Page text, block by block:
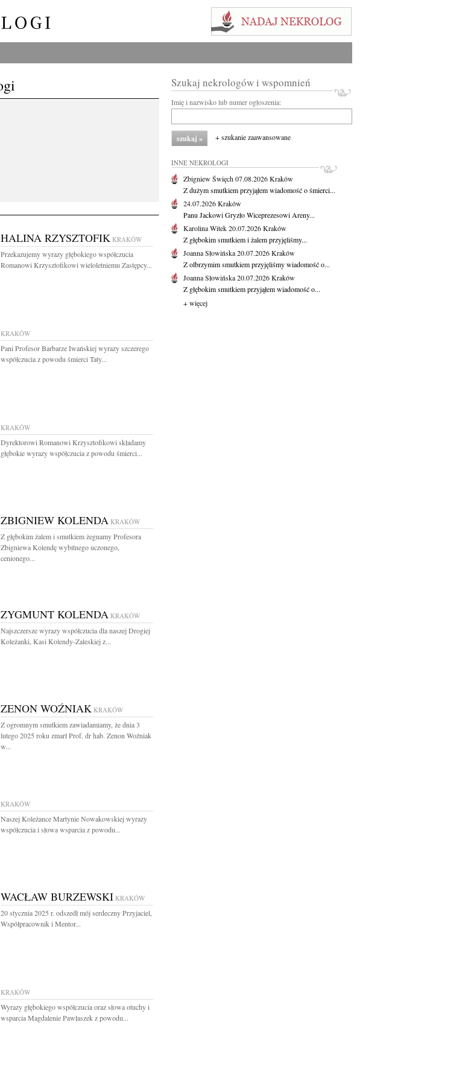
HALINA RZYSZTOFIK KRAKÓW
Przekazujemy wyrazy głębokiego współczucia
Romanowi Krzysztofikowi wieloletniemu Zastępcy...
KRAKÓW
Pani Profesor Barbarze Iwańskiej wyrazy szczerego
współczucia z powodu śmierci Taty...
KRAKÓW
Dyrektorowi Romanowi Krzysztofikowi składamy
głębokie wyrazy współczucia z powodu śmierci...
ZBIGNIEW KOLENDA KRAKÓW
Z głębokim żalem i smutkiem żegnamy Profesora
Zbigniewa Kolendę wybitnego uczonego,
cenionego...
ZYGMUNT KOLENDA KRAKÓW
Najszczersze wyrazy współczucia dla naszej Drogiej
Koleżanki, Kasi Kolendy-Zaleskiej z...
ZENON WOŹNIAK KRAKÓW
Z ogromnym smutkiem zawiadamiamy, że dnia 3
lutego 2025 roku zmarł Prof. dr hab. Zenon Woźniak
w...
KRAKÓW
Naszej Koleżance Martynie Nowakowskiej wyrazy
współczucia i słowa wsparcia z powodu...
WACŁAW BURZEWSKI KRAKÓW
20 stycznia 2025 r. odszedł mój serdeczny Przyjaciel,
Współpracownik i Mentor...
KRAKÓW
Wyrazy głębokiego współczucia oraz słowa otuchy i
wsparcia Magdalenie Pawłaszek z powodu...
Szukaj nekrologów i wspomnień
Imię i nazwisko lub numer ogłoszenia:
+ szukanie zaawansowane
INNE NEKROLOGI
Zbigniew Święch07.08.2026Kraków
Z dużym smutkiem przyjąłem wiadomość o śmierci...
24.07.2026Kraków
Panu Jackowi Gryzło Wiceprezesowi Areny...
Karolina Witek20.07.2026Kraków
Z głębokim smutkiem i żalem przyjęliśmy...
Joanna Słowińska20.07.2026Kraków
Z olbrzymim smutkiem przyjęliśmy wiadomość o...
Joanna Słowińska20.07.2026Kraków
Z głębokim smutkiem przyjąłem wiadomość o...
+ więcej